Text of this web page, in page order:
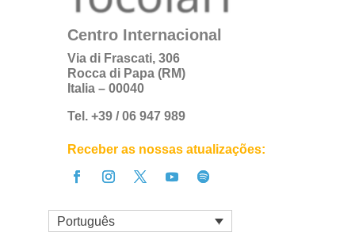
Centro Internacional
Via di Frascati, 306
Rocca di Papa (RM)
Italia – 00040
Tel. +39 / 06 947 989
Receber as nossas atualizações:
Português